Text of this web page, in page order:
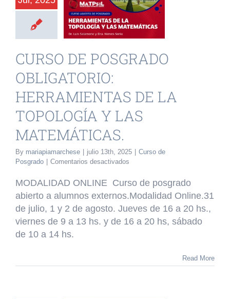
Y LAS
de Posgrado
CURSO DE POSGRADO
OBLIGATORIO:
HERRAMIENTAS DE LA
TOPOLOGÍA Y LAS
MATEMÁTICAS.
By mariapiamarchese julio 13th, 2025
Curso de
Posgrado
Comentarios desactivados
DE
POSGRADO
OBLIGATORIO:
HERRAMIENTAS
DE
MATEMÁTICAS.
MODALIDAD ONLINE Curso de posgrado
abierto a alumnos externos.Modalidad Online.31
de julio, 1 y 2 de agosto. Jueves de 16 a 20 hs.,
viernes de 9 a 13 hs. y de 16 a 20 hs, sábado
de 10 a 14 hs.
Read More